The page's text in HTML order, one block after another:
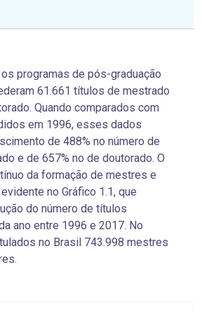
programas de pós-graduação
61.661 títulos de mestrado
Quando comparados com
em 1996, esses dados
de 488% no número de
e de 657% no de doutorado. O
da formação de mestres e
no Gráfico 1.1, que
do número de títulos
ano entre 1996 e 2017. No
no Brasil 743.998 mestres